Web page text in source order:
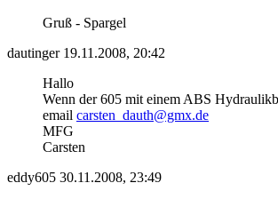
Gruß - Spargel
dautinger 19.11.2008, 20:42
Hallo
Wenn der 605 mit einem ABS
email carsten_dauth@gmx.de
MFG
Carsten
eddy605 30.11.2008, 23:49